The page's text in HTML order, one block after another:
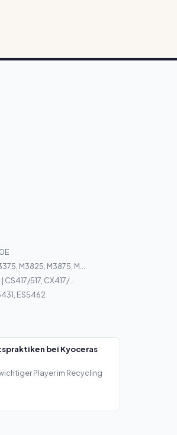
M3825, M3875, M...
517, CX417/...
ES5462
bei Kyoceras
Player im Recycling